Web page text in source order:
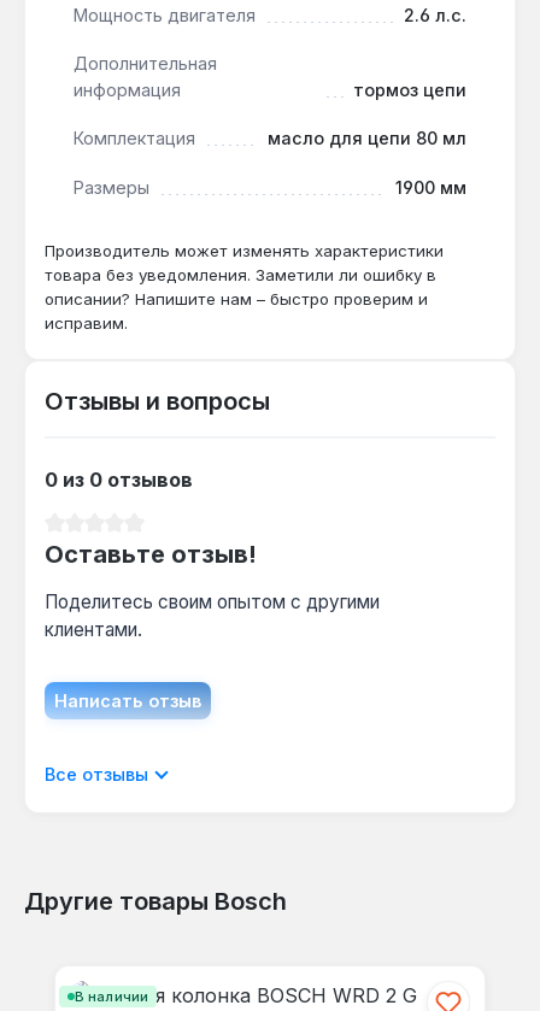
без перегрузки двигателя.
Как часто нужно доливать масло?
Масляный бак 0.2 л хватает на 20-30 минут
проверять уровень перед каждым
Мощность двигателя 2.6 л.с.
Дополнительная
информация
тормоз цепи
Комплектация масло для цепи 80 мл
Размеры 1900 мм
Производитель может изменять характеристики
товара без уведомления. Заметили ли ошибку в
описании? Напишите нам – быстро проверим и
исправим.
Отзывы и вопросы
0 из 0 отзывов
Оставьте отзыв!
Поделитесь своим опытом с другими
клиентами.
Написать отзыв
Отображать отзывы только на текущем
Все отзывы
Другие товары Bosch
В наличии